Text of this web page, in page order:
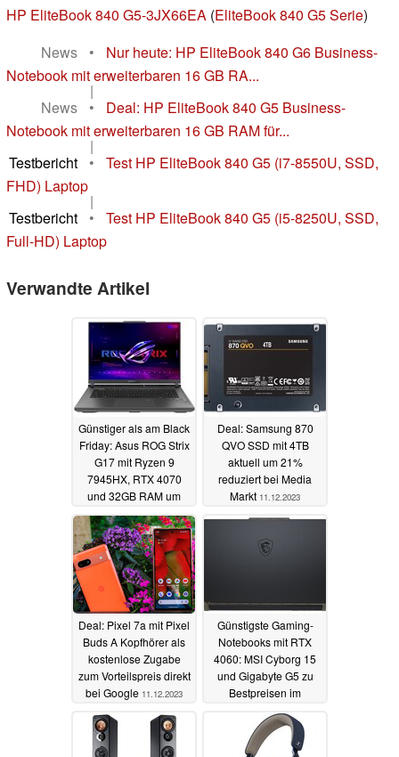
HP EliteBook 840 G5-3JX66EA (EliteBook 840 G5 Serie)
News
•
Nur heute: HP EliteBook 840 G6 Business-
Notebook mit erweiterbaren 16 GB RA...
|
News
•
Deal: HP EliteBook 840 G5 Business-
Notebook mit erweiterbaren 16 GB RAM für...
|
Testbericht
•
Test HP EliteBook 840 G5 (i7-8550U, SSD,
FHD) Laptop
|
Testbericht
•
Test HP EliteBook 840 G5 (i5-8250U, SSD,
Full-HD) Laptop
Verwandte Artikel
Günstiger als am Black
Friday: Asus ROG Strix
G17 mit Ryzen 9
7945HX, RTX 4070
und 32GB RAM um
19% reduziert11.12.2023
Deal: Samsung 870
QVO SSD mit 4TB
aktuell um 21%
reduziert bei Media
Markt 11.12.2023
Deal: Pixel 7a mit Pixel
Buds A Kopfhörer als
kostenlose Zugabe
zum Vorteilspreis direkt
bei Google 11.12.2023
Günstigste Gaming-
Notebooks mit RTX
4060: MSI Cyborg 15
und Gigabyte G5 zu
Bestpreisen im
10.12.2023